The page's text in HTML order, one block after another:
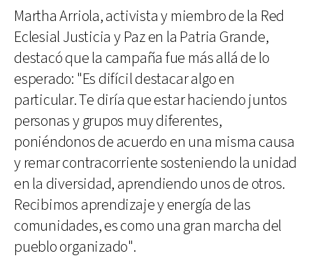
Martha Arriola, activista y miembro de la Red
Eclesial Justicia y Paz en la Patria Grande,
destacó que la campaña fue más allá de lo
esperado: "Es difícil destacar algo en
particular. Te diría que estar haciendo juntos
personas y grupos muy diferentes,
poniéndonos de acuerdo en una misma causa
y remar contracorriente sosteniendo la unidad
en la diversidad, aprendiendo unos de otros.
Recibimos aprendizaje y energía de las
comunidades, es como una gran marcha del
pueblo organizado".